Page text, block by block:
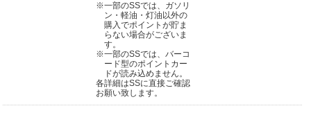
※一部のSSでは、ガソリ
ン・軽油・灯油以外の
購入でポイントが貯ま
らない場合がございま
す。
※一部のSSでは、バーコ
ード型のポイントカー
ドが読み込めません。
各詳細はSSに直接ご確認
お願い致します。